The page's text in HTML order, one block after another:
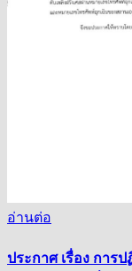
อ่านต่อ
ประกาศ เรื่อง กา